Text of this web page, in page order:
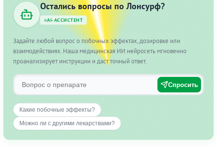
Остались вопросы по Лонсурф?
AI-АССИСТЕНТ
Задайте любой вопрос о побочных эффектах, дозировке или
взаимодействиях. Наша медицинская ИИ нейросеть мгновенно
проанализирует инструкции и даст точный ответ.
Спросить
Какие побочные эффекты?
Можно ли с другими лекарствами?